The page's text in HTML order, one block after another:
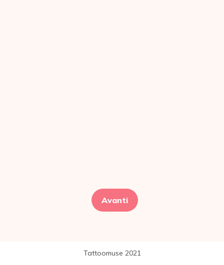
Avanti
Tattoomuse 2021